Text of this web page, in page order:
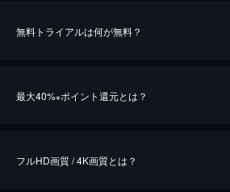
無料トライアルは何が無料？
最大40%※ポイント還元とは？
フルHD画質 / 4K画質とは？